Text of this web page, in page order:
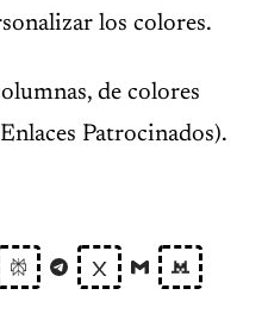
los colores.
de colores
Patrocinados).